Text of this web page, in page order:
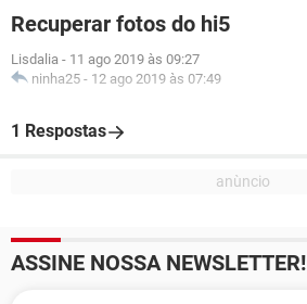
Recuperar fotos do hi5
Lisdalia - 11 ago 2019 às 09:27
ninha25 - 12 ago 2019 às 07:49
1 Respostas
ASSINE NOSSA NEWSLETTER!